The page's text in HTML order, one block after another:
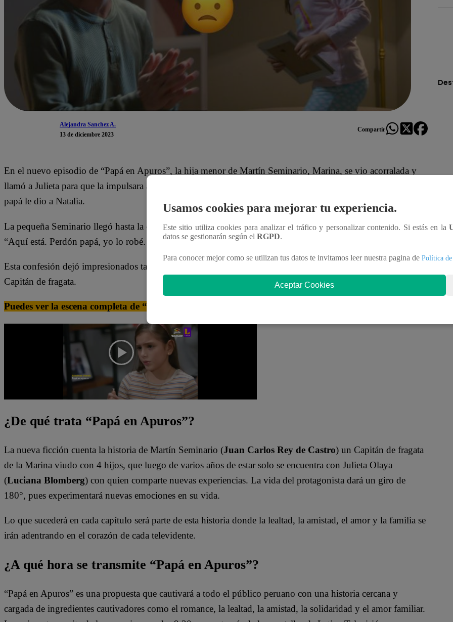
Alejandra Sanchez A.
13 de diciembre 2023
Compartir
En el nuevo episodio de “Papá en Apuros”, la hija menor de Martín Seminario, Marina, se vio acorralada y
llamó a Julieta para que la impulsara a decir la verdad sobre el supuesto robo del anillo de compromiso que su
papá le dio a Natalia.
La pequeña Seminario llegó hasta la oficina de su papá junto a su exniñera Julieta para entregarle el anillo:
“Aquí está. Perdón papá, yo lo robé. Fui yo”, aseguró Marina con mucho miedo.
Esta confesión dejó impresionados tanto a su papá como a Natalia que también se encontraba en la oficina del
Capitán de fragata.
Puedes ver la escena completa de “Papá en Apuros” dándole clic al video ubicado en la parte inferior:
¿De qué trata “Papá en Apuros”?
La nueva ficción cuenta la historia de Martín Seminario (Juan Carlos Rey de Castro) un Capitán de fragata
de la Marina viudo con 4 hijos, que luego de varios años de estar solo se encuentra con Julieta Olaya
(Luciana Blomberg) con quien comparte nuevas experiencias. La vida del protagonista dará un giro de
180°, pues experimentará nuevas emociones en su vida.
Lo que sucederá en cada capítulo será parte de esta historia donde la lealtad, la amistad, el amor y la familia se
irán adentrando en el corazón de cada televidente.
¿A qué hora se transmite “Papá en Apuros”?
“Papá en Apuros” es una propuesta que cautivará a todo el público peruano con una historia cercana y
cargada de ingredientes cautivadores como el romance, la lealtad, la amistad, la solidaridad y el amor familiar.
Usamos cookies para mejorar tu experiencia.
Este sitio utiliza cookies para analizar el tráfico y personalizar contenido. Si estás en la
datos se gestionarán según el RGPD.
Para conocer mejor como se utilizan tus datos te invitamos leer nuestra pagina de Política
Aceptar Cookies